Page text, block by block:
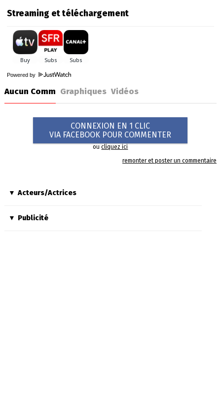
Streaming et téléchargement
Powered by
Aucun Comm Graphiques Vidéos
CONNEXION EN 1 CLIC
VIA FACEBOOK POUR COMMENTER
oucliquez ici
remonter et poster un commentaire
Acteurs/Actrices
Publicité